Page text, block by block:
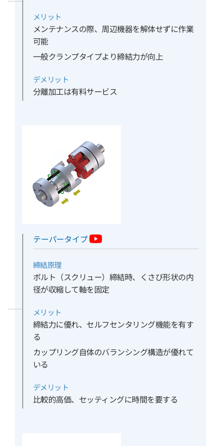
メリット
メンテナンスの際、周辺機器を解体せずに作業
可能
一般クランプタイプより締結力が向上
デメリット
分離加工は有料サービス
テーパータイプ
締結原理
ボルト（スクリュー）締結時、くさび形状の内
径が収縮して軸を固定
メリット
締結力に優れ、セルフセンタリング機能を有す
る
カップリング自体のバランシング構造が優れて
いる
デメリット
比較的高価、セッティングに時間を要する